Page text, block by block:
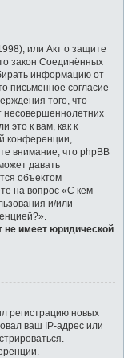
или Акт о защите
закон Соединённых
информацию от
письменное согласие
того, что
это к вам, как к
конференции,
внимание, что phpBB
давать
объектом
на вопрос «С кем
и/или
не имеет юридической
регистрацию новых
ваш IP-адрес или